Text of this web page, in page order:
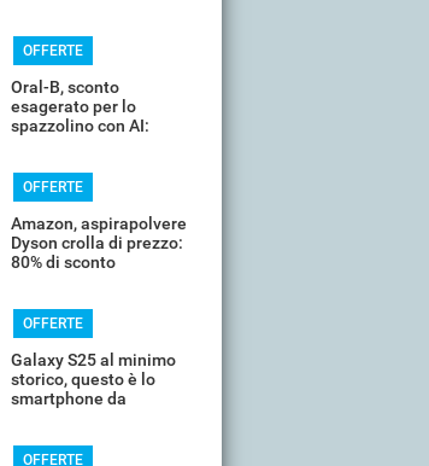
OFFERTE
Oral-B, sconto
esagerato per lo
spazzolino con AI:
OFFERTE
Amazon, aspirapolvere
Dyson crolla di prezzo:
80% di sconto
OFFERTE
Galaxy S25 al minimo
storico, questo è lo
smartphone da
OFFERTE